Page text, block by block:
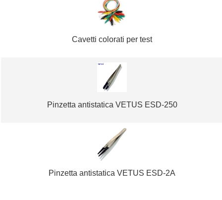
Cavetti colorati per test
Pinzetta antistatica VETUS ESD-250
Pinzetta antistatica VETUS ESD-2A